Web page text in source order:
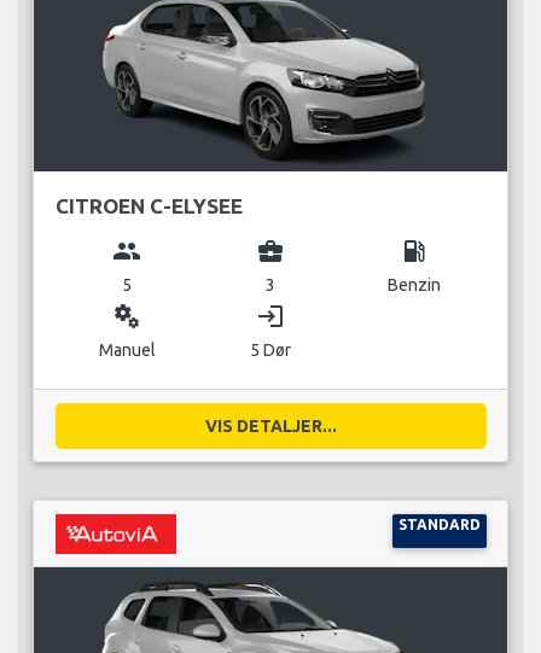
CITROEN C-ELYSEE
group
5
business_center
3
local_gas_station
Benzin
miscellaneous_services
Manuel
login
5 Dør
VIS DETALJER...
STANDARD